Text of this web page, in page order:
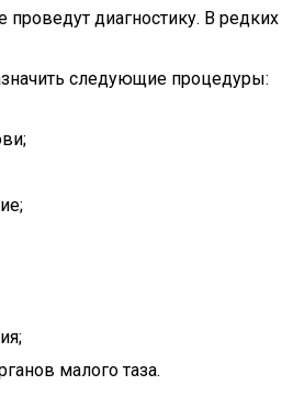
проведут диагностику. В
следующие процедуры:
малого таза.